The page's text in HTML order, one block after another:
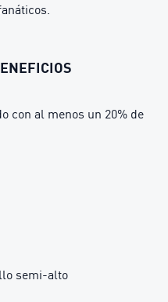
con al menos un 20% de
semi-alto